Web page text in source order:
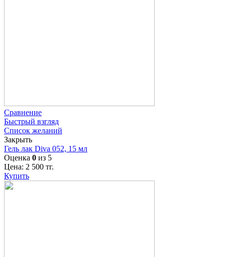
Сравнение
Быстрый взгляд
Список желаний
Закрыть
Гель лак Diva 052, 15 мл
Оценка 0 из 5
Цена: 2 500 тг.
Купить